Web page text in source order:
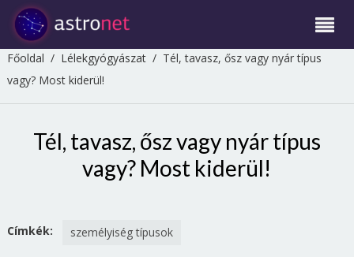
Főoldal / Lélekgyógyászat/ Tél, tavasz, ősz vagy nyár típus
vagy? Most kiderül!
Tél, tavasz, ősz vagy nyár típus
vagy? Most kiderül!
Címkék: személyiség típusok